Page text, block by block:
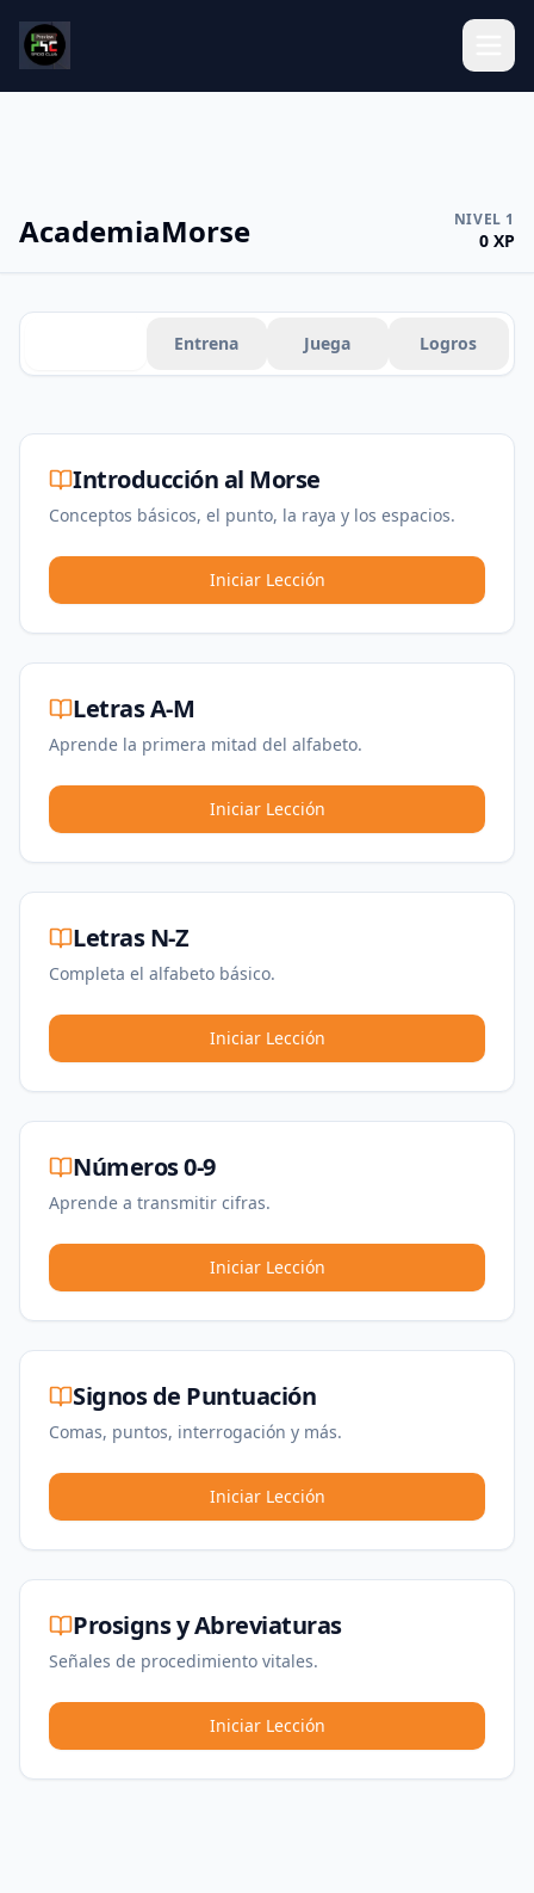
AcademiaMorse NIVEL 1
0 XP
Entrena Juega Logros
Introducción al Morse
Conceptos básicos, el punto, la raya y los espacios.
Iniciar Lección
Letras A-M
Aprende la primera mitad del alfabeto.
Iniciar Lección
Letras N-Z
Completa el alfabeto básico.
Iniciar Lección
Números 0-9
Aprende a transmitir cifras.
Iniciar Lección
Signos de Puntuación
Comas, puntos, interrogación y más.
Iniciar Lección
Prosigns y Abreviaturas
Señales de procedimiento vitales.
Iniciar Lección